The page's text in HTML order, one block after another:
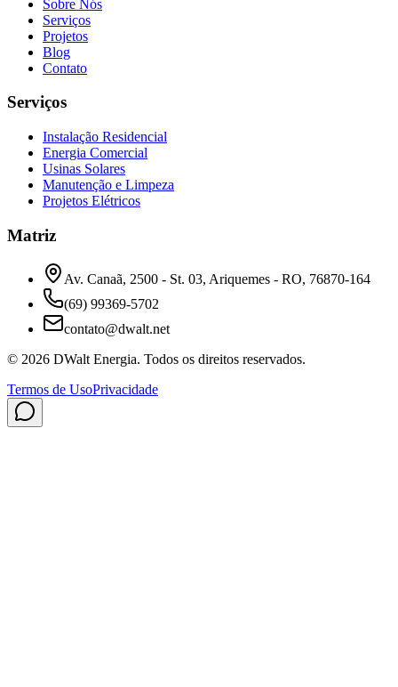
Sobre Nós
Serviços
Projetos
Blog
Contato
Serviços
Instalação Residencial
Energia Comercial
Usinas Solares
Manutenção e Limpeza
Projetos Elétricos
Matriz
Av. Canaã, 2500 - St. 03, Ariquemes - RO, 76870-164
(69) 99369-5702
contato@dwalt.net
© 2026 DWalt Energia. Todos os direitos reservados.
Termos de UsoPrivacidade